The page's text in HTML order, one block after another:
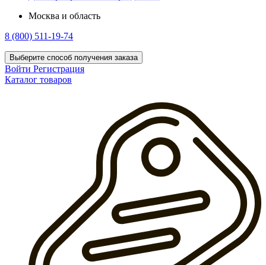
Москва и область
8 (800) 511-19-74
Выберите способ получения заказа
Войти Регистрация
Каталог товаров